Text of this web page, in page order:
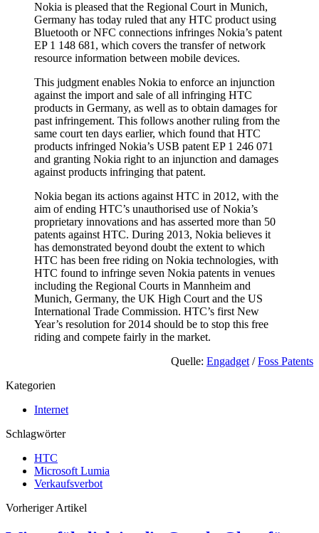
Nokia is pleased that the Regional Court in Munich,
Germany has today ruled that any HTC product using
Bluetooth or NFC connections infringes Nokia’s patent
EP 1 148 681, which covers the transfer of network
resource information between mobile devices.
This judgment enables Nokia to enforce an injunction
against the import and sale of all infringing HTC
products in Germany, as well as to obtain damages for
past infringement. This follows another ruling from the
same court ten days earlier, which found that HTC
products infringed Nokia’s USB patent EP 1 246 071
and granting Nokia right to an injunction and damages
against products infringing that patent.
Nokia began its actions against HTC in 2012, with the
aim of ending HTC’s unauthorised use of Nokia’s
proprietary innovations and has asserted more than 50
patents against HTC. During 2013, Nokia believes it
has demonstrated beyond doubt the extent to which
HTC has been free riding on Nokia technologies, with
HTC found to infringe seven Nokia patents in venues
including the Regional Courts in Mannheim and
Munich, Germany, the UK High Court and the US
International Trade Commission. HTC’s first New
Year’s resolution for 2014 should be to stop this free
riding and compete fairly in the market.
Quelle: Engadget /Foss Patents
Kategorien
Internet
Schlagwörter
HTC
Microsoft Lumia
Verkaufsverbot
Vorheriger Artikel